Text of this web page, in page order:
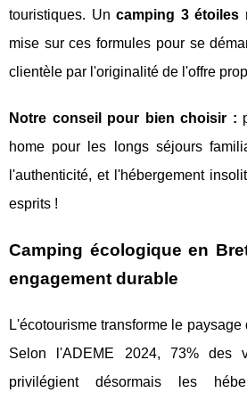
touristiques. Uncamping 3 étoiles
mise sur ces formules pour se
clientèle par l'originalité de l'offre
Notre conseil pour bien choisir :
home pour les longs séjours
l'authenticité, et l'hébergement
esprits !
Camping écologique en
engagement durable
L'écotourisme transforme le paysage
Selon l'ADEME 2024, 73% des
privilégient désormais les